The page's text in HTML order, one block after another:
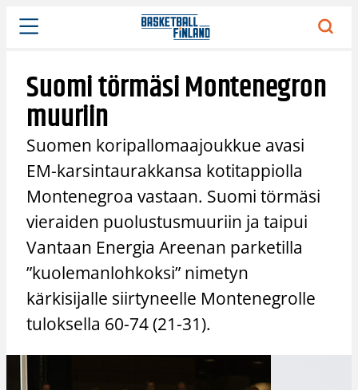
Siirry
sisältöön
Suomi törmäsi Montenegron
muuriin
Suomen koripallomaajoukkue avasi
EM-karsintaurakkansa kotitappiolla
Montenegroa vastaan. Suomi törmäsi
vieraiden puolustusmuuriin ja taipui
Vantaan Energia Areenan parketilla
”kuolemanlohkoksi” nimetyn
kärkisijalle siirtyneelle Montenegrolle
tuloksella 60-74 (21-31).